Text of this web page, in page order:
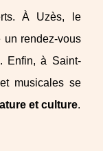
À Uzès, le
un rendez-vous
Enfin, à Saint-
musicales se
et culture.